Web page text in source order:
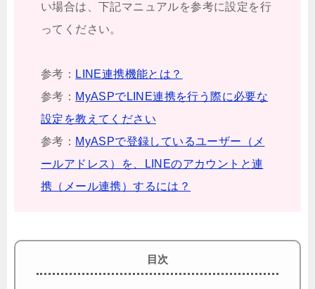
い場合は、下記マニュアルを参考に設定を行
ってください。
参考： LINE連携機能とは？
参考： MyASPでLINE連携を行う際に必要な
設定を教えてください
参考： MyASPで登録しているユーザー（メ
ールアドレス）を、LINEのアカウントと連
携（メール連携）するには？
目次